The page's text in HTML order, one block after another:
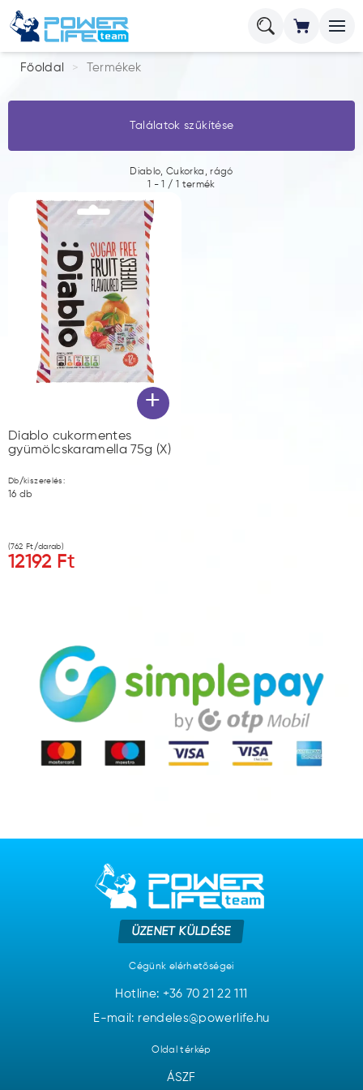
Főoldal Termékek
Találatok szűkítése
Diablo, Cukorka, rágó
1 -1 / 1 termék
+
Diablo cukormentes
gyümölcskaramella 75g (X)
Db/kiszerelés:
16 db
(762 Ft/darab)
12192 Ft
ÜZENET KÜLDÉSE
Cégünk elérhetőségei
Hotline: +36 70 21 22 111
E-mail: rendeles@powerlife.hu
Oldal térkép
ÁSZF